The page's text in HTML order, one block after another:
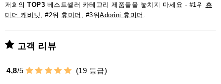
저희의 TOP3 베스트셀러 카테고리 제품들을 놓치지 마세요 - #1위 휴
미더 캐비닛
, #2위 휴미더 , #3위Adorini 휴미더
고객 리뷰
4,8/5 (19 등급)